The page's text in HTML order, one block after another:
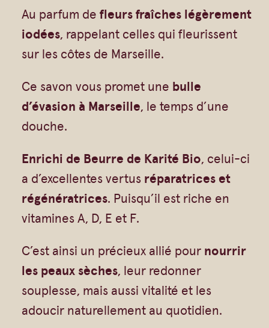
Vrac
Authentiques
Savons moulés
Végétales
Barres détachantes
Savons sur corde
Argiles
Crèmes visages
Eaux florales
Exfoliants
Gommages
Huiles à massage
Hydratants
Savons sur corde
Gommages
Savons en barre
Shampoings
Au parfum defleurs fraîches légèrement
iodées, rappelant celles qui fleurissent
sur les côtes de Marseille.
Ce savon vous promet une bulle
d’évasion à Marseille, le temps d’une
douche.
Enrichi de Beurre de Karité Bio, celui-ci
a d’excellentes vertus réparatrices et
régénératrices. Puisqu’il est riche en
vitamines A, D, E et F.
C’est ainsi un précieux allié pour nourrir
les peaux sèches, leur redonner
souplesse, mais aussi vitalité et les
adoucir naturellement au quotidien.
n
t
i
é
d
e
a
v
o
n
n
e
t
t